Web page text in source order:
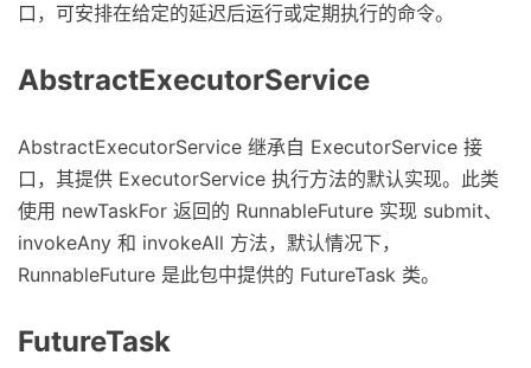
口，可安排在给定的延迟后运行或定期执行的命令。
AbstractExecutorService
AbstractExecutorService 继承自 ExecutorService 接
口，其提供 ExecutorService 执行方法的默认实现。此类
使用 newTaskFor 返回的 RunnableFuture 实现 submit、
invokeAny 和 invokeAll 方法，默认情况下，
RunnableFuture 是此包中提供的 FutureTask 类。
FutureTask